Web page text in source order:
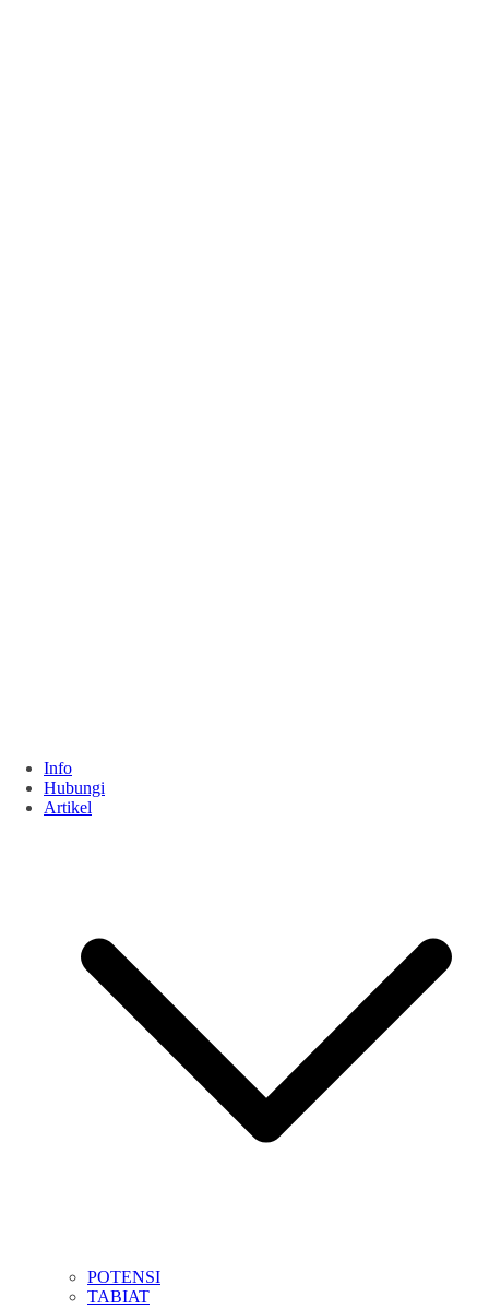
Info
Hubungi
Artikel
POTENSI
TABIAT